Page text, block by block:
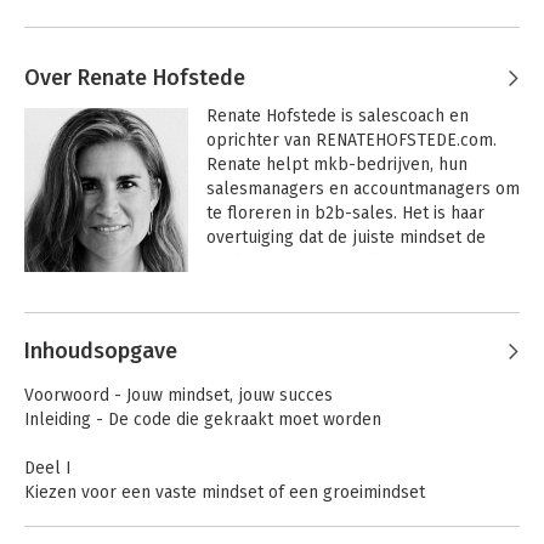
Over Renate Hofstede
Renate Hofstede is salescoach en
oprichter van RENATEHOFSTEDE.com.
Renate helpt mkb-bedrijven, hun
salesmanagers en accountmanagers om
te floreren in b2b-sales. Het is haar
overtuiging dat de juiste mindset de
laten groeien vanuit persoonlijke
Andere boeken door Renate
Hofstede
Inhoudsopgave
Voorwoord - Jouw mindset, jouw succes
Inleiding - De code die gekraakt moet worden
Deel I
Kiezen voor een vaste mindset of een groeimindset